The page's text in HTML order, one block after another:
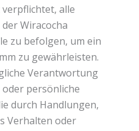
alle
Wiracocha
zu befolgen, um ein
zu gewährleisten.
Verantwortung
persönliche
durch Handlungen,
Verhalten oder